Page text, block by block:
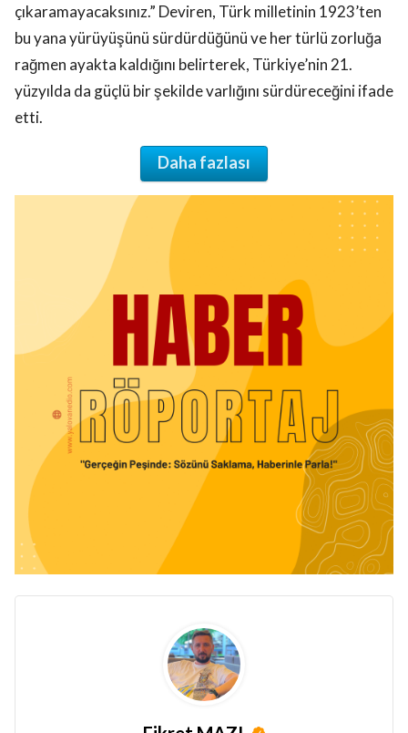
çıkaramayacaksınız.” Deviren, Türk milletinin 1923’ten
bu yana yürüyüşünü sürdürdüğünü ve her türlü zorluğa
rağmen ayakta kaldığını belirterek, Türkiye’nin 21.
yüzyılda da güçlü bir şekilde varlığını sürdüreceğini ifade
etti.
Daha fazlası